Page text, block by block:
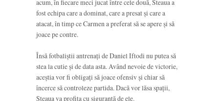
acum, în fiecare meci jucat între cele două, Steaua a
fost echipa care a dominat, care a presat și care a
atacat, în timp ce Carmen a preferat să se apere și să
joace pe contre.
Însă fotbaliștii antrenați de Daniel Iftodi nu putea să
stea la cutie și de data asta. Având nevoie de victorie,
aceștia vor fi obligați să joace ofensiv și chiar să
încerce să controleze partida. Dacă vor lăsa spații,
Steaua va profita cu siguranță de ele.